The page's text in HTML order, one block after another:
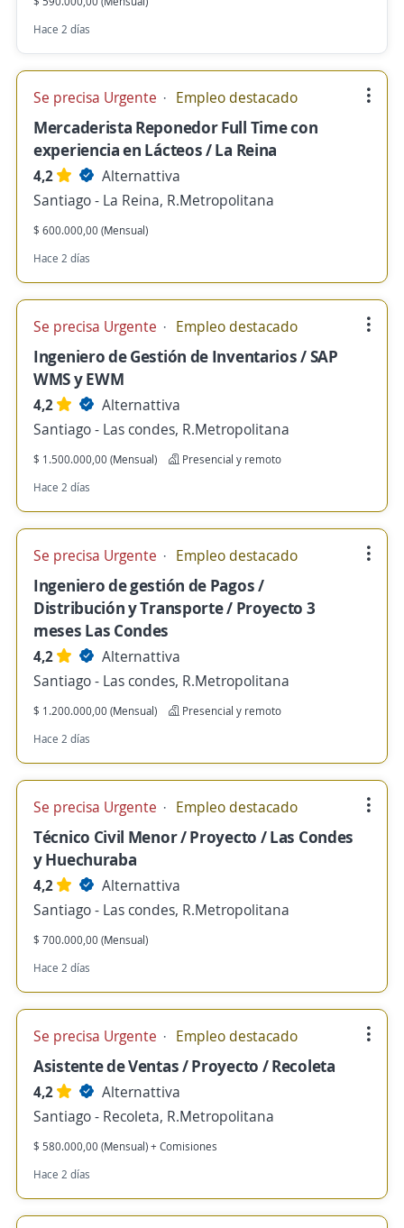
Hace 2 días
Se precisa Urgente Empleo destacado
Mercaderista Reponedor Full Time con
experiencia en Lácteos / La Reina
4,2
Alternattiva
Santiago - La Reina, R.Metropolitana
$ 600.000,00 (Mensual)
Hace 2 días
Se precisa Urgente Empleo destacado
Ingeniero de Gestión de Inventarios / SAP
WMS y EWM
4,2
Alternattiva
Santiago - Las condes, R.Metropolitana
$ 1.500.000,00 (Mensual)
Presencial y remoto
Hace 2 días
Se precisa Urgente Empleo destacado
Ingeniero de gestión de Pagos /
Distribución y Transporte / Proyecto 3
meses Las Condes
4,2
Alternattiva
Santiago - Las condes, R.Metropolitana
$ 1.200.000,00 (Mensual)
Presencial y remoto
Hace 2 días
Se precisa Urgente Empleo destacado
Técnico Civil Menor / Proyecto / Las Condes
y Huechuraba
4,2
Alternattiva
Santiago - Las condes, R.Metropolitana
$ 700.000,00 (Mensual)
Hace 2 días
Se precisa Urgente Empleo destacado
Asistente de Ventas / Proyecto / Recoleta
4,2
Alternattiva
Santiago - Recoleta, R.Metropolitana
$ 580.000,00 (Mensual) + Comisiones
Hace 2 días